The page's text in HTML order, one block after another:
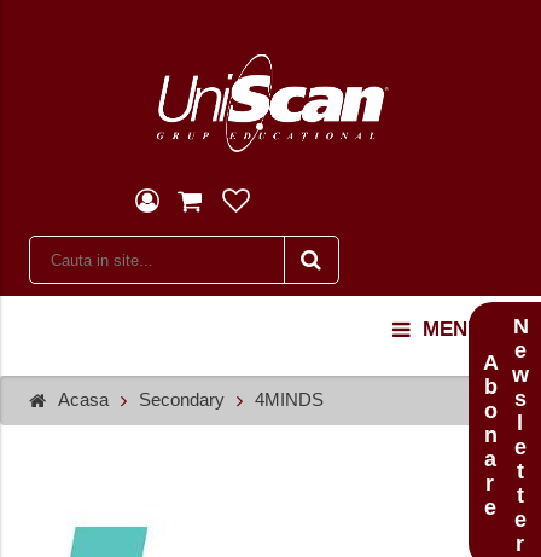
MENU
Acasa Secondary 4MINDS Newsletter
Abonare